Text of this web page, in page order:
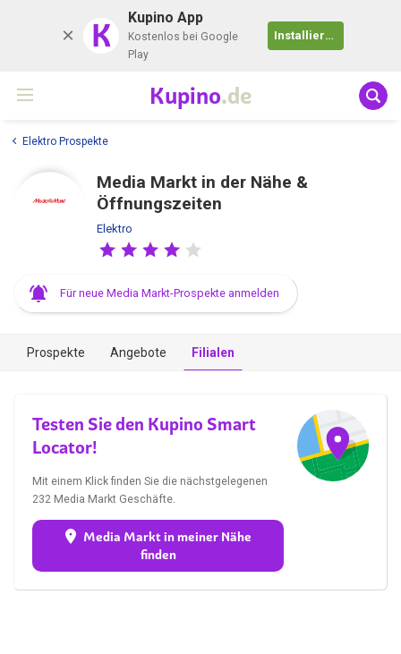
K Kupino App
Kostenlos bei Google
Play
Installieren
Kupino.de
Elektro Prospekte
Media Markt in der Nähe &
Öffnungszeiten
Elektro
Für neue Media Markt-Prospekte anmelden
Prospekte Angebote Filialen
Testen Sie den Kupino Smart
Locator!
Mit einem Klick finden Sie die nächstgelegenen
232 Media Markt Geschäfte.
finden